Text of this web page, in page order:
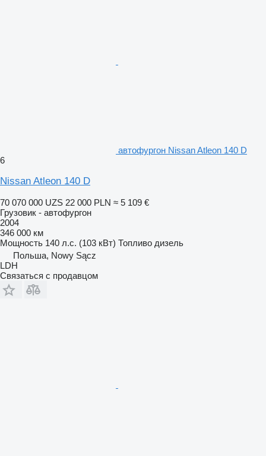
автофургон Nissan Atleon 140 D
6
Nissan Atleon 140 D
70 070 000 UZS 22 000 PLN ≈ 5 109 €
Грузовик - автофургон
2004
346 000 км
Мощность 140 л.с. (103 кВт) Топливо дизель
Польша, Nowy Sącz
LDH
Связаться с продавцом